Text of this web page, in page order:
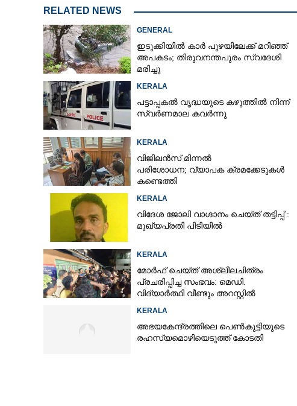
RELATED NEWS
GENERAL
ഇടുക്കിയിൽ കാർ പുഴയിലേക്ക് മറിഞ്ഞ്
അപകടം; തിരുവനന്തപുരം സ്വദേശി
മരിച്ചു
KERALA
പട്ടാപ്പകൽ വൃദ്ധയുടെ കഴുത്തിൽ നിന്ന്
സ്വർണമാല കവർന്നു
KERALA
വിജിലൻസ് മിന്നൽ
പരിശോധന; വ്യാപക ക്രമക്കേടുകൾ
കണ്ടെത്തി
KERALA
വിദേശ ജോലി വാഗ്ദാനം ചെയ്ത് തട്ടിപ്പ് :
മുഖ്യപ്രതി പിടിയിൽ
KERALA
മോർഫ് ചെയ്ത് അശ്ലീലചിത്രം
പ്രചരിപ്പിച്ച സംഭവം: മെഡി.
വിദ്യാർത്ഥി വീണ്ടും അറസ്റ്റിൽ
KERALA
അഭയകേന്ദ്രത്തിലെ പെൺകുട്ടിയുടെ
രഹസ്യമൊഴിയെടുത്ത് കോടതി